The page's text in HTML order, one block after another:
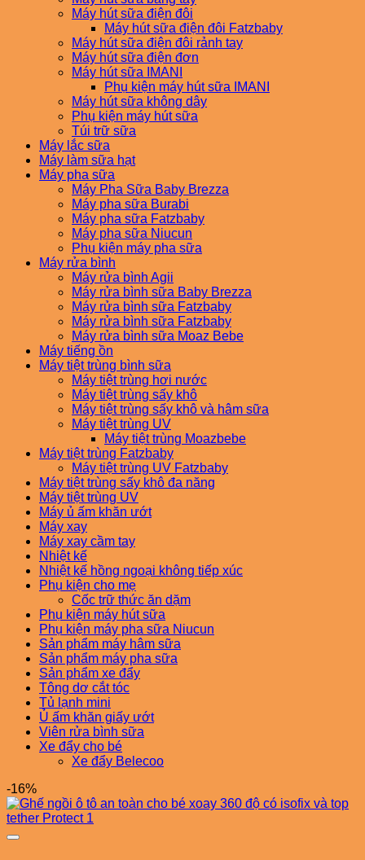
Máy hút sữa điện đôi
Máy hút sữa điện đôi Fatzbaby
Máy hút sữa điện đôi rảnh tay
Máy hút sữa điện đơn
Máy hút sữa IMANI
Phụ kiện máy hút sữa IMANI
Máy hút sữa không dây
Phụ kiện máy hút sữa
Túi trữ sữa
Máy lắc sữa
Máy làm sữa hạt
Máy pha sữa
Máy Pha Sữa Baby Brezza
Máy pha sữa Burabi
Máy pha sữa Fatzbaby
Máy pha sữa Niucun
Phụ kiện máy pha sữa
Máy rửa bình
Máy rửa bình Agii
Máy rửa bình sữa Baby Brezza
Máy rửa bình sữa Fatzbaby
Máy rửa bình sữa Fatzbaby
Máy rửa bình sữa Moaz Bebe
Máy tiếng ồn
Máy tiệt trùng bình sữa
Máy tiệt trùng hơi nước
Máy tiệt trùng sấy khô
Máy tiệt trùng sấy khô và hâm sữa
Máy tiệt trùng UV
Máy tiệt trùng Moazbebe
Máy tiệt trùng Fatzbaby
Máy tiệt trùng UV Fatzbaby
Máy tiệt trùng sấy khô đa năng
Máy tiệt trùng UV
Máy ủ ấm khăn ướt
Máy xay
Máy xay cầm tay
Nhiệt kế
Nhiệt kế hồng ngoại không tiếp xúc
Phụ kiện cho mẹ
Cốc trữ thức ăn dặm
Phụ kiện máy hút sữa
Phụ kiện máy pha sữa Niucun
Sản phẩm máy hâm sữa
Sản phẩm máy pha sữa
Sản phẩm xe đẩy
Tông dơ cắt tóc
Tủ lạnh mini
Ủ ấm khăn giấy ướt
Viên rửa bình sữa
Xe đẩy cho bé
Xe đẩy Belecoo
-16%